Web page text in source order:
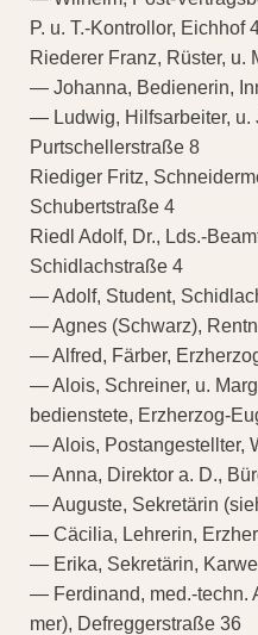
P. u. T.-Kontrollor, Eichhof
Riederer Franz, Rüster, u.
— Johanna, Bedienerin,
— Ludwig, Hilfsarbeiter, u.
Purtschellerstraße 8
Riediger Fritz,
Schubertstraße 4
Riedl Adolf, Dr., Lds.-
Schidlachstraße 4
— Adolf, Student,
— Agnes (Schwarz),
— Alfred, Färber,
— Alois, Schreiner, u.
bedienstete, Erzherzog-
— Alois, Postangestellter,
— Anna, Direktor a. D.,
— Auguste, Sekretärin
— Cäcilia, Lehrerin,
— Erika, Sekretärin,
— Ferdinand, med.-techn.
mer), Defreggerstraße 36